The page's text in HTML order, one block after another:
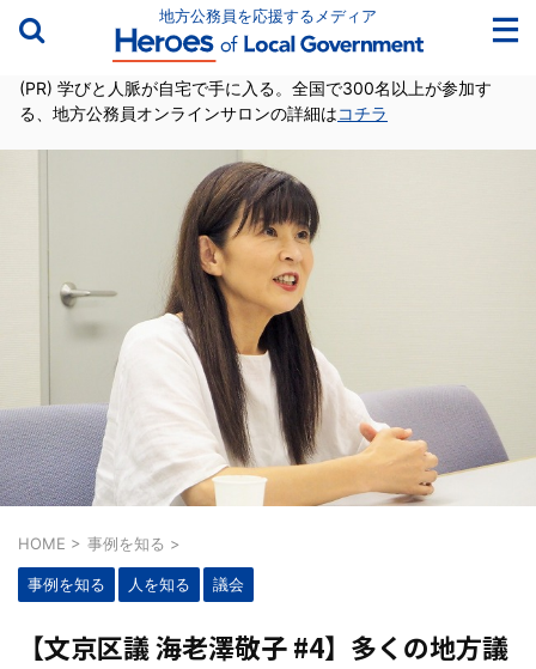
地方公務員を応援するメディア
(PR) 学びと人脈が自宅で手に入る。全国で300名以上が参加す
る、地方公務員オンラインサロンの詳細はコチラ
HOME > 事例を知る >
事例を知る 人を知る 議会
【文京区議 海老澤敬子 #4】多くの地方議